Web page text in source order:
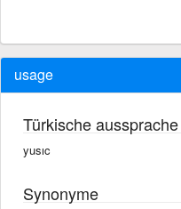
usage
Türkische aussprache
yusıc
Synonyme